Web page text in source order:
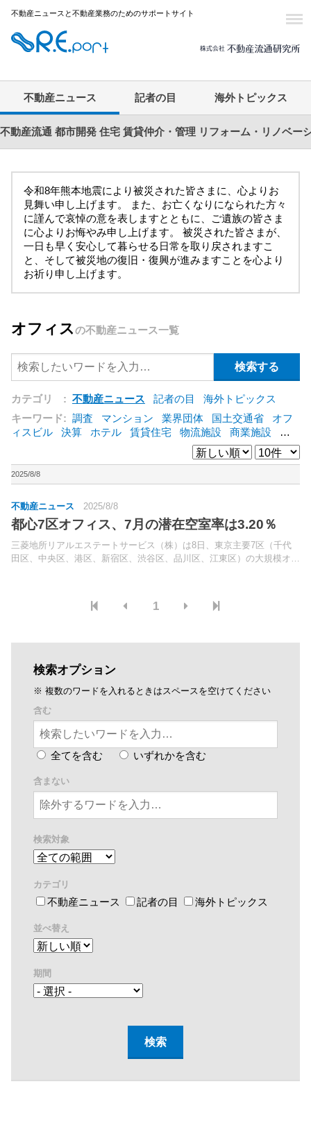
不動産ニュースと不動産業務のためのサポートサイト
不動産ニュース 記者の目 海外トピックス
不動産流通 都市開発 住宅 賃貸仲介・管理 リフォーム・リノベー
令和8年熊本地震により被災された皆さまに、心よりお
見舞い申し上げます。 また、お亡くなりになられた方々
に謹んで哀悼の意を表しますとともに、ご遺族の皆さま
に心よりお悔やみ申し上げます。 被災された皆さまが、
一日も早く安心して暮らせる日常を取り戻されますこ
と、そして被災地の復旧・復興が進みますことを心より
お祈り申し上げます。
オフィスの不動産ニュース一覧
カテゴリ : 不動産ニュース 記者の目
海外トピックス
キーワード: 調査 マンション 業界団体 国土交通省
オフ
ィスビル
決算 ホテル 賃貸住宅 物流施設 商業施設
海
東急不動産 賃料
ア
野村不動産 ZEH [+]
2025/8/8
不動産ニュース 2025/8/8
都心7区オフィス、7月の潜在空室率は3.20％
三菱地所リアルエステートサービス（株）は8日、東京主要7区（千代
田区、中央区、港区、新宿区、渋谷区、品川区、江東区）の大規模オフ
1
検索オプション
※ 複数のワードを入れるときはスペースを空けてください
含む
全てを含む いずれかを含む
含まない
検索対象
カテゴリ
不動産ニュース 記者の目 海外トピックス
並べ替え
期間